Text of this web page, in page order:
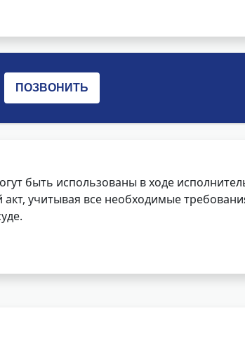
быть использованы в ходе
учитывая все необходимые